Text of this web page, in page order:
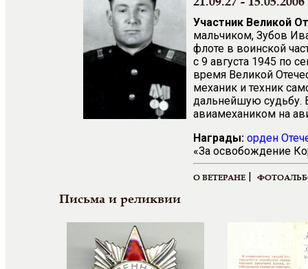
Участник Великой
мальчиком, Зубов
флоте в воинской
с 9 августа 1945 по
время Великой
механик и техник
дальнейшую судьбу.
авиамехаником на
Награды: орден
«За освобождение
О ВЕТЕРАНЕ |
Письма и реликвии